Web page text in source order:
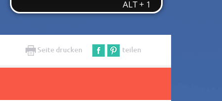
Seite drucken teilen